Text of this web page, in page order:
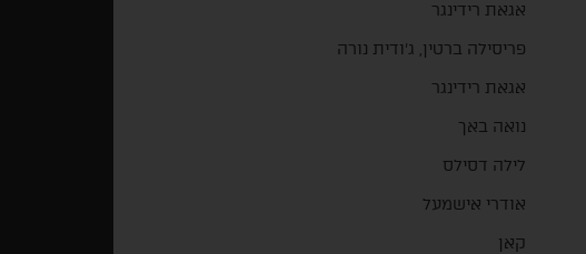
אגאת רידינגר
פריסילה ברטין, ג'ודית נורה
אגאת רידינגר
נואה באך
לילה דסילס
אודרי אישמעל
קאן